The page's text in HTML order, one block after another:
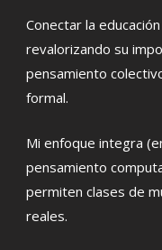
Conectar la
revalorizando su
pensamiento
formal.
Mi enfoque integra
pensamiento
permiten clases de
reales.